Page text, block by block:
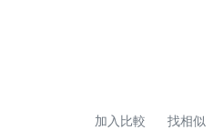
加入比較 找相似